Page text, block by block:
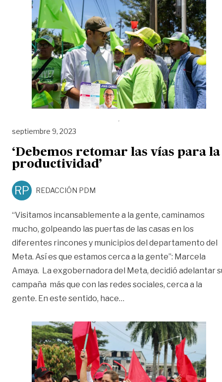
septiembre 9, 2023
‘Debemos retomar las vías para la
productividad’
RP REDACCIÓN PDM
“Visitamos incansablemente a la gente, caminamos
mucho, golpeando las puertas de las casas en los
diferentes rincones y municipios del departamento del
Meta. Así es que estamos cerca a la gente”: Marcela
Amaya. La exgobernadora del Meta, decidió adelantar
campaña más que con las redes sociales, cerca a la
gente. En este sentido, hace…